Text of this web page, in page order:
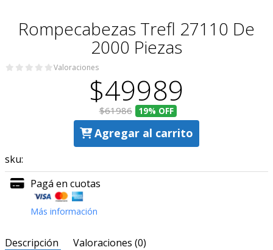
Rompecabezas Trefl 27110 De
2000 Piezas
Valoraciones
$49989
$61986 19% OFF
Agregar al carrito
sku:
Pagá en cuotas
Más información
Descripción Valoraciones (0)